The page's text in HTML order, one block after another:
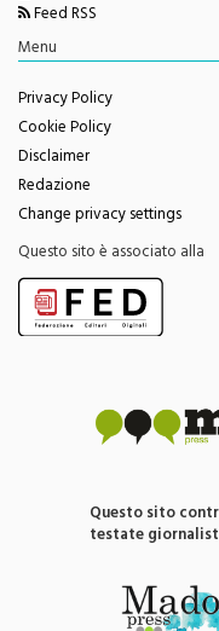
Menu
Privacy Policy
Cookie Policy
Disclaimer
Redazione
Change privacy settings
Questo sito è associato alla
testate